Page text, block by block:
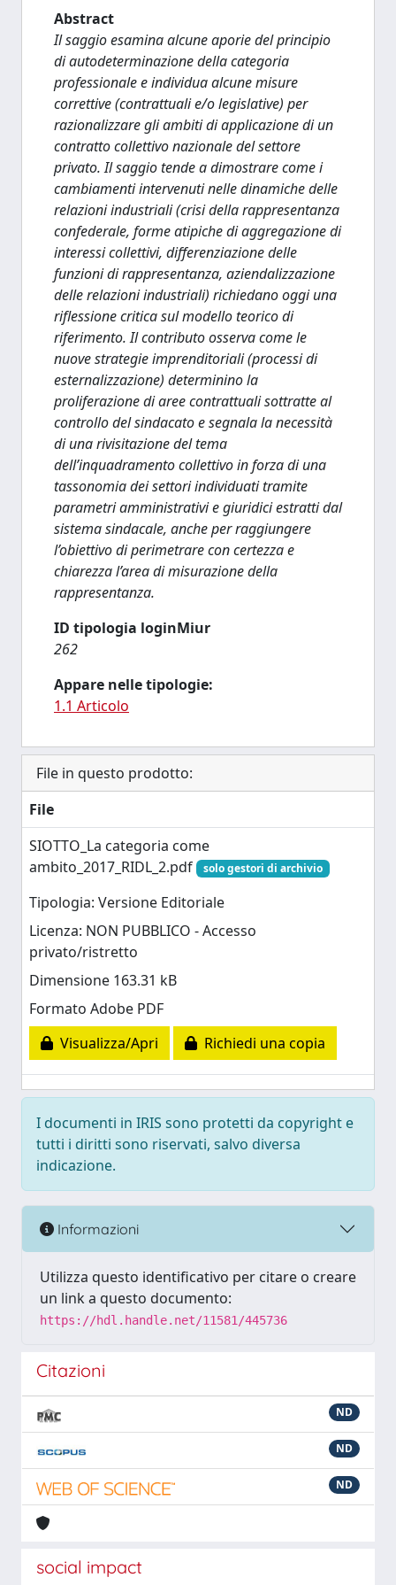
Abstract
Il saggio esamina alcune aporie del principio
di autodeterminazione della categoria
professionale e individua alcune misure
correttive (contrattuali e/o legislative) per
razionalizzare gli ambiti di applicazione di un
contratto collettivo nazionale del settore
privato. Il saggio tende a dimostrare come i
cambiamenti intervenuti nelle dinamiche delle
relazioni industriali (crisi della rappresentanza
confederale, forme atipiche di aggregazione di
interessi collettivi, differenziazione delle
funzioni di rappresentanza, aziendalizzazione
delle relazioni industriali) richiedano oggi una
riflessione critica sul modello teorico di
riferimento. Il contributo osserva come le
nuove strategie imprenditoriali (processi di
esternalizzazione) determinino la
proliferazione di aree contrattuali sottratte al
controllo del sindacato e segnala la necessità
di una rivisitazione del tema
dell’inquadramento collettivo in forza di una
tassonomia dei settori individuati tramite
parametri amministrativi e giuridici estratti dal
sistema sindacale, anche per raggiungere
l’obiettivo di perimetrare con certezza e
chiarezza l’area di misurazione della
rappresentanza.
ID tipologia loginMiur
262
Appare nelle tipologie:
1.1 Articolo
File in questo prodotto:
File
SIOTTO_La categoria come
ambito_2017_RIDL_2.pdf
solo gestori di archivio
Tipologia: Versione Editoriale
Licenza: NON PUBBLICO - Accesso
privato/ristretto
Dimensione 163.31 kB
Formato Adobe PDF
Visualizza/Apri
Richiedi una copia
I documenti in IRIS sono protetti da copyright e
tutti i diritti sono riservati, salvo diversa
indicazione.
Informazioni
Utilizza questo identificativo per citare o creare
un link a questo documento:
https://hdl.handle.net/11581/445736
Citazioni
ND
ND
ND
social impact